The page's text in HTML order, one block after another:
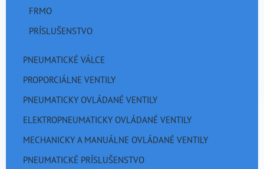
FRMO
PRÍSLUŠENSTVO
PNEUMATICKÉ VÁLCE
PROPORCIÁLNE VENTILY
PNEUMATICKY OVLÁDANÉ VENTILY
ELEKTROPNEUMATICKY OVLÁDANÉ VENTILY
MECHANICKY A MANUÁLNE OVLÁDANÉ VENTILY
PNEUMATICKÉ PRÍSLUŠENSTVO